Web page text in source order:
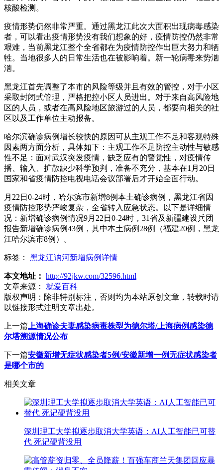
核酸检测。
疫情形势仍然非常严重。通过黑龙江此次大面积出现病毒感染
者，可以看出疫情形势没有我们想象的好，疫情防控仍然非常
艰难，当前黑龙江整个全省都在为疫情防控作出巨大努力和牺
牲。当地很多人的日常生活也在被影响着。新一轮病毒来势汹
汹。
黑龙江首先调整了本市的风险等级并且有效的管控，对于小区
采取封闭式管理，严格把控小区人员进出。对于来自高风险地
区的人员，或者在高风险地区旅游过的人员，都要向相关的社
区以及工作单位主动报备。
哈尔滨确诊病例增长较快的原因可从主观工作不足和客观特殊
因素两方面分析，具体如下：主观工作不足防控主动性与敏感
性不足：面对武汉突发疫情，缺乏应有的警觉性，对疫情传
播、输入、扩散缺少科学预判，准备不充分，基本在1月20日
国家和省疫情防控电视电话会议部署后才开始全面行动。
月22日0-24时，哈尔滨市新增8例本土确诊病例，黑龙江省因
疫情防控形势严峻复杂，全省转入应急状态。以下是详细情
况：新增确诊病例情况9月22日0-24时，31省及新疆建设兵团
报告新增确诊病例43例，其中本土病例28例（福建20例，黑龙
江哈尔滨市8例）。
标签： 黑龙江讷河新增病例详情
本文地址： http://92jkw.com/32596.html
文章来源：
就爱百科
版权声明： 除非特别标注，否则均为本站原创文章，转载时请
以链接形式注明文章出处。
上一篇 上海确诊夫妻感染病毒株型为德尔塔/上海病例感染德
尔塔溯源情况公布
下一篇安徽新增无症状感染者5例/安徽新增一例无症状感染者
是哪个市的
相关文章
深圳理工大学拟逐步取消大学英语：AI人工智能已可替
代 死记硬背没用